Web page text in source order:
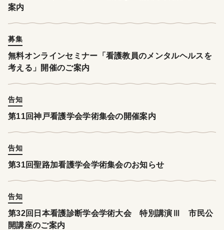
案内
募集
無料オンラインセミナー「看護教員のメンタルヘルスを
考える」開催のご案内
告知
第11回神戸看護学会学術集会の開催案内
告知
第31回聖路加看護学会学術集会のお知らせ
告知
第32回日本看護診断学会学術大会 特別講演Ⅲ 市民公
開講座のご案内